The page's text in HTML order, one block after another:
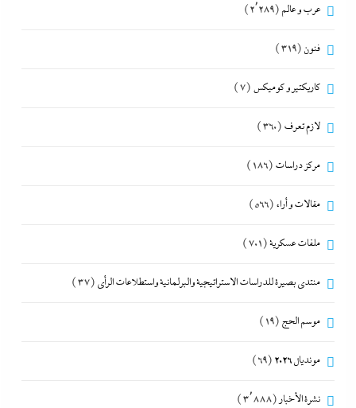
عرب و عالم (2٬289)
فنون (319)
كاريكتير و كوميكس (7)
لازم تعرف (360)
مركز دراسات (186)
مقالات و أراء (566)
ملفات عسكرية(701)
منتدى بصيرة للدراسات الاستراتيجية والبرلمانية واستطلاعات الرأى (37)
موسم الحج (19)
مونديال 2026 (69)
نشرة الأخبار (3٬888)